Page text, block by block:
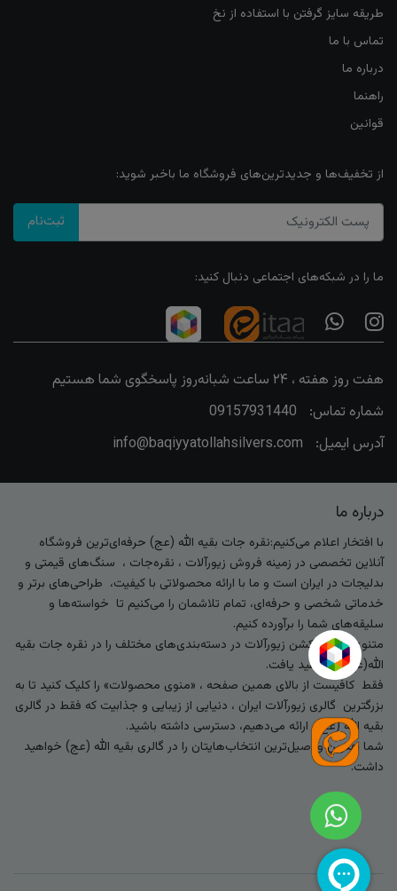
طریقه سایز گرفتن با استفاده از نخ
تماس با ما
درباره ما
راهنما
قوانین
از تخفیف‌ها و جدیدترین‌های فروشگاه ما باخبر شوید:
ثبت‌نام
ما را در شبکه‌های اجتماعی دنبال کنید:
هفت روز هفته ، ۲۴ ساعت شبانه‌روز پاسخگوی شما هستیم
شماره تماس:
09157931440
آدرس ایمیل:
info@baqiyyatollahsilvers.com
درباره ما
با افتخار اعلام می‌کنیم:نقره جات بقیه الله (عج) حرفه‌ای‌ترین فروشگاه
آنلاین تخصصی در زمینه فروش زیورآلات ، نقره‌جات ، سنگ‌های قیمتی و
بدلیجات در ایران است و ما با ارائه محصولاتی با کیفیت، طراحی‌های برتر و
خدماتی شخصی و حرفه‌ای، تمام تلاشمان را می‌کنیم تا خواسته‌ها و
سلیقه‌های شما را برآورده کنیم.
متنوع‌ترین کالکشن زیورآلات در دسته‌بندی‌های مختلف را در نقره جات بقیه
الله(عج) خواهید یافت.
فقط کافیست از بالای همین صفحه ، «منوی محصولات» را کلیک کنید تا به
بزرگترین گالری زیورآلات ایران ، دنیایی از زیبایی و جذابیت که فقط در گالری
بقیه الله (عج) ارائه می‌دهیم، دسترسی داشته باشید.
شما بهترین و اصیل‌ترین انتخاب‌هایتان را در گالری بقیه الله (عج) خواهید
داشت.